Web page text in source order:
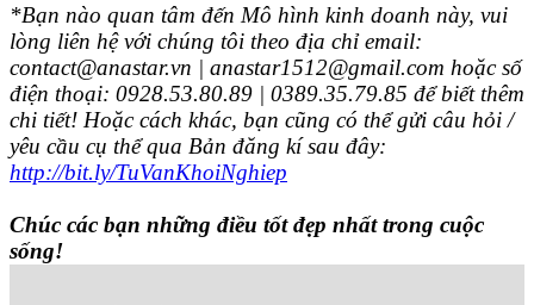
*Bạn nào quan tâm đến Mô hình kinh doanh này, vui
lòng liên hệ với chúng tôi theo địa chỉ email:
contact@anastar.vn | anastar1512@gmail.com hoặc số
điện thoại: 0928.53.80.89 | 0389.35.79.85 để biết thêm
chi tiết! Hoặc cách khác, bạn cũng có thể gửi câu hỏi /
yêu cầu cụ thể qua Bản đăng kí sau đây:
http://bit.ly/TuVanKhoiNghiep
Chúc các bạn những điều tốt đẹp nhất trong cuộc
sống!